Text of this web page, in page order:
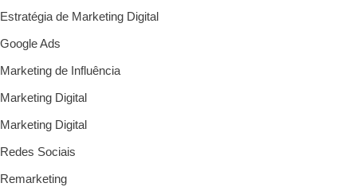
Estratégia de Marketing Digital
Google Ads
Marketing de Influência
Marketing Digital
Marketing Digital
Redes Sociais
Remarketing